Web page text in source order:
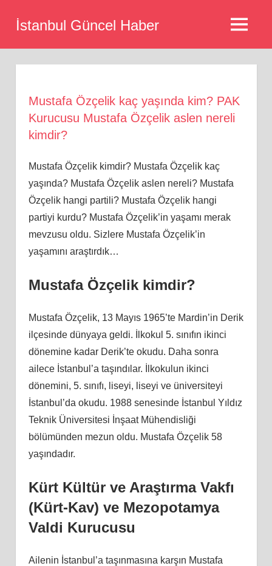
İstanbul Güncel Haber MENU
Mustafa Özçelik kaç yaşında kim? PAK
Kurucusu Mustafa Özçelik aslen nereli
kimdir?
Mustafa Özçelik kimdir? Mustafa Özçelik kaç
yaşında? Mustafa Özçelik aslen nereli? Mustafa
Özçelik hangi partili? Mustafa Özçelik hangi
partiyi kurdu? Mustafa Özçelik’in yaşamı merak
mevzusu oldu. Sizlere Mustafa Özçelik’in
yaşamını araştırdık…
Mustafa Özçelik kimdir?
Mustafa Özçelik, 13 Mayıs 1965’te Mardin’in Derik
ilçesinde dünyaya geldi. İlkokul 5. sınıfın ikinci
dönemine kadar Derik’te okudu. Daha sonra
ailece İstanbul’a taşındılar. İlkokulun ikinci
dönemini, 5. sınıfı, liseyi, liseyi ve üniversiteyi
İstanbul’da okudu. 1988 senesinde İstanbul Yıldız
Teknik Üniversitesi İnşaat Mühendisliği
bölümünden mezun oldu. Mustafa Özçelik 58
yaşındadır.
Kürt Kültür ve Araştırma Vakfı
(Kürt-Kav) ve Mezopotamya
Valdi Kurucusu
Ailenin İstanbul’a taşınmasına karşın Mustafa